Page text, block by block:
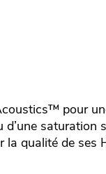
pour
qualité de ses